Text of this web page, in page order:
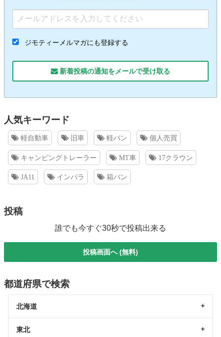
ジモティーメルマガにも登録する
新着投稿の通知をメールで受け取る
人気キーワード
軽自動車 旧車 軽バン 個人売買
キャンピングトレーラー MT車 17クラウン
JA11 インパラ 箱バン
投稿
誰でも今すぐ30秒で投稿出来る
投稿画面へ (無料)
都道府県で検索
北海道
東北